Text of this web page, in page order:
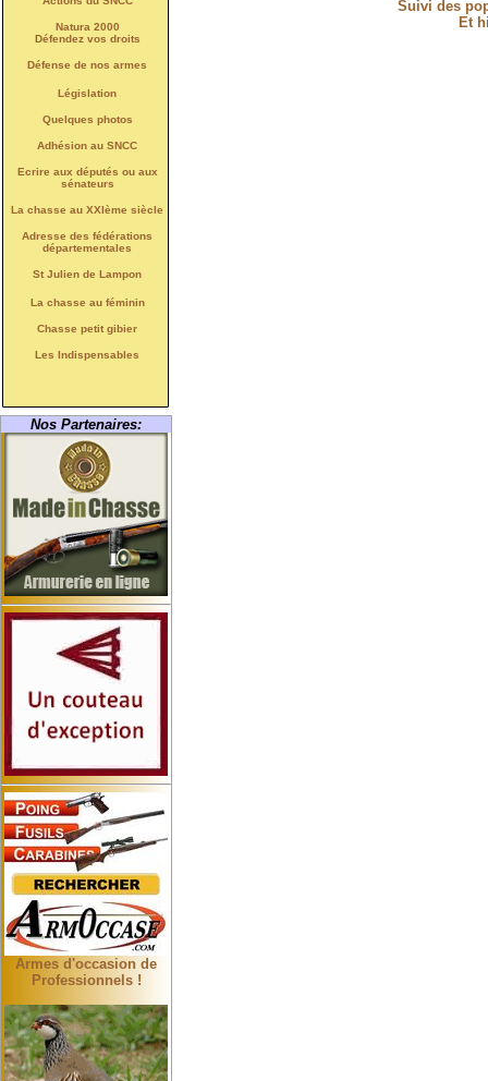
Natura 2000
Défendez vos droits
Défense de nos armes
Législation
Quelques photos
Adhésion au SNCC
Ecrire aux députés ou aux
sénateurs
La chasse au XXIème siècle
Adresse des fédérations
départementales
St Julien de Lampon
La chasse au féminin
Chasse petit gibier
Les Indispensables
Nos Partenaires:
Armes d'occasion de
Professionnels !
Suivi des
Et